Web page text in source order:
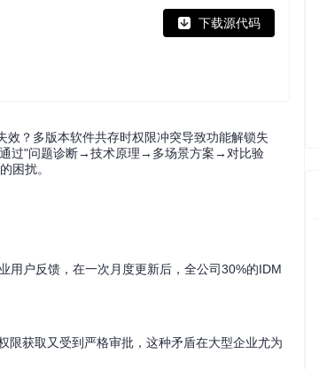
下载源代码
？多版本软件共存时权限冲突导致功能解锁失
通过"问题诊断→技术原理→多场景方案→对比验
困扰。
用户反馈，在一次月度更新后，全公司30%的IDM
限获取又受到严格审批，这种矛盾在大型企业尤为